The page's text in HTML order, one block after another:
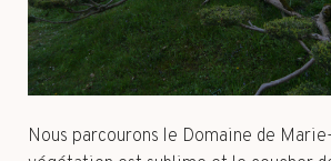
Nous parcourons le Domaine de